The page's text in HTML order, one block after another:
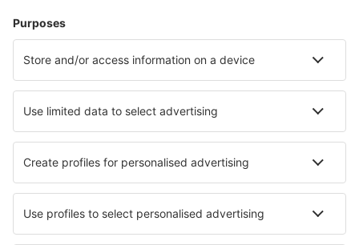
Unterkunft in Lagos Unterkunft in Alenquer
Unterkunft in Almada Unterkunft in Prazeres
Die besten Unterkünfte - Städte
Unterkunft in Canosio Unterkunft in Peraia